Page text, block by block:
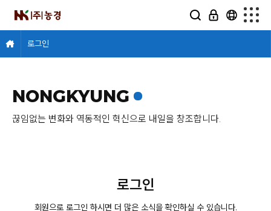
로그인
NONGKYUNG
끊임없는 변화와 역동적인 혁신으로 내일을 창조합니다.
로그인
회원으로 로그인 하시면 더 많은 소식을 확인하실 수 있습니다.